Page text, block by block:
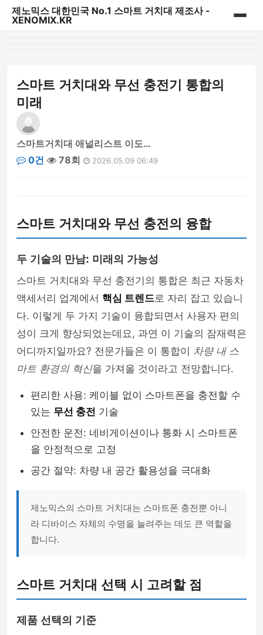
제노믹스 대한민국 No.1 스마트 거치대 제조사 -
XENOMIX.KR
CD슬롯 & 송풍구거치대
대시보드 거치대
자바라거치대
다용도 일상용 거치대
셀카봉 & 블루투스리모컨
스마트 거치대와 무선 충전기 통합의
미래
스마트거치대 애널리스트 이도…
0건
78회 2026.05.09 06:49
스마트 거치대와 무선 충전의 융합
두 기술의 만남: 미래의 가능성
스마트 거치대와 무선 충전기의 통합은 최근 자동차
액세서리 업계에서 핵심 트렌드로 자리 잡고 있습니
다. 이렇게 두 가지 기술이 융합되면서 사용자 편의
성이 크게 향상되었는데요, 과연 이 기술의 잠재력은
어디까지일까요? 전문가들은 이 통합이 차량 내 스
마트 환경의 혁신을 가져올 것이라고 전망합니다.
편리한 사용: 케이블 없이 스마트폰을 충전할 수
있는 무선 충전 기술
안전한 운전: 네비게이션이나 통화 시 스마트폰
을 안정적으로 고정
공간 절약: 차량 내 공간 활용성을 극대화
제노믹스의 스마트 거치대는 스마트폰 충전뿐 아니
라 디바이스 자체의 수명을 늘려주는 데도 큰 역할을
합니다.
스마트 거치대 선택 시 고려할 점
제품 선택의 기준